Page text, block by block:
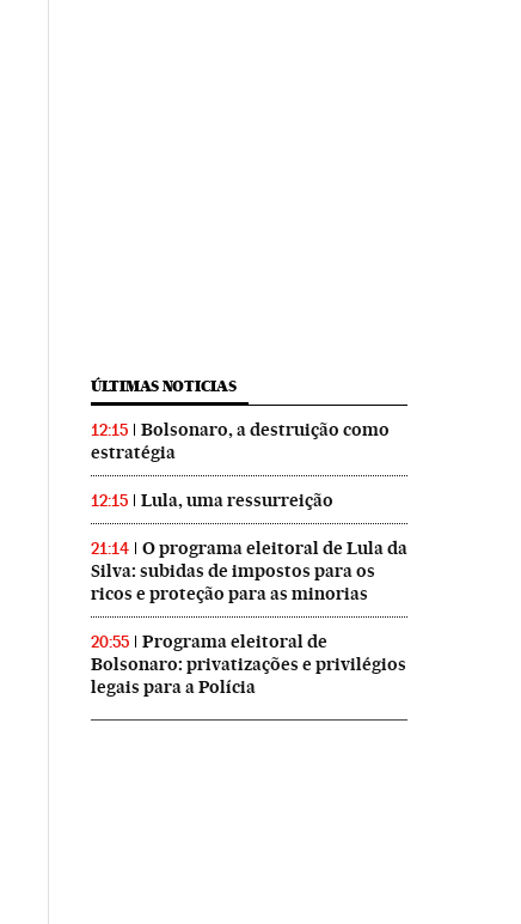
ÚLTIMAS NOTICIAS
12:15
Bolsonaro, a destruição como
estratégia
12:15 Lula, uma ressurreição
21:14
O programa eleitoral de Lula da
Silva: subidas de impostos para os
ricos e proteção para as minorias
20:55
Programa eleitoral de
Bolsonaro: privatizações e privilégios
legais para a Polícia